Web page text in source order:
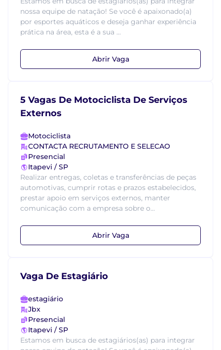
nossa equipe de natação! Se você é apaixonado(a)
por esportes aquáticos e deseja ganhar experiência
prática na área, esta é a sua ...
Abrir Vaga
5 Vagas De Motociclista De Serviços
Externos
Motociclista
CONTACTA RECRUTAMENTO E SELECAO
Presencial
Itapevi / SP
Realizar entregas, coletas e transferências de peças
automotivas, cumprir rotas e prazos estabelecidos,
prestar apoio em serviços externos, manter
comunicação com a empresa sobre o...
Abrir Vaga
Vaga De Estagiário
estagiário
Jbx
Presencial
Itapevi / SP
Estamos em busca de estagiários(as) para integrar